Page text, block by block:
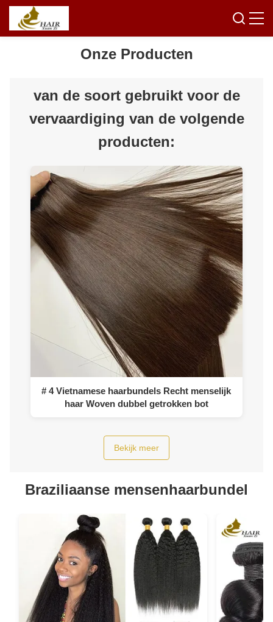
Onze Producten
van de soort gebruikt voor de
vervaardiging van de volgende
producten:
# 4 Vietnamese haarbundels Recht menselijk
haar Woven dubbel getrokken bot
Bekijk meer
Braziliaanse mensenhaarbundel